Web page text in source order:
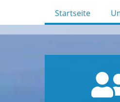
Startseite